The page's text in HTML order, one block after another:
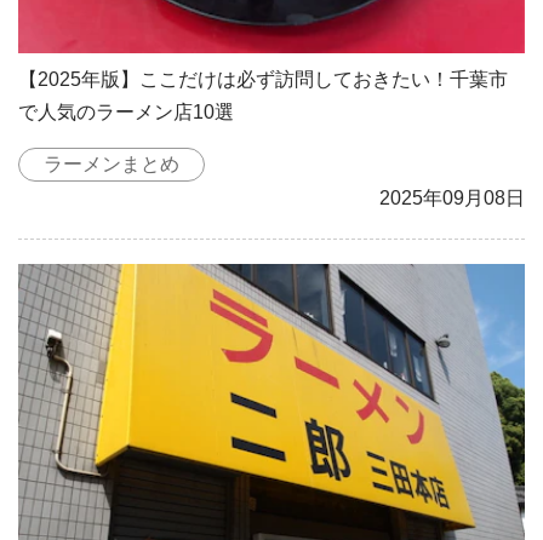
【2025年版】ここだけは必ず訪問しておきたい！千葉市
で人気のラーメン店10選
ラーメンまとめ
2025年09月08日